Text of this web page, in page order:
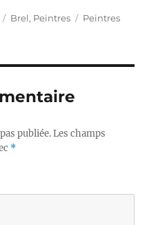
Catégories
Brel, Peintres Étiquettes
Peintres
publiée. Les champs
*